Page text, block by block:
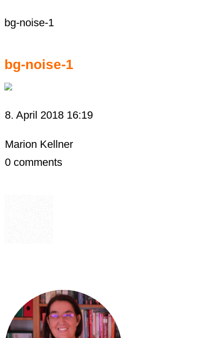
bg-noise-1
bg-noise-1
8. April 2018 16:19
Marion Kellner
0 comments